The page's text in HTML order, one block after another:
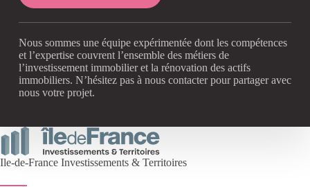
Nous sommes une équipe expérimentée dont les compétences
et l’expertise couvrent l’ensemble des métiers de
l’investissement immobilier et la rénovation des actifs
immobiliers. N’hésitez pas à nous contacter pour partager avec
nous votre projet.
Ile-de-France Investissements & Territoires